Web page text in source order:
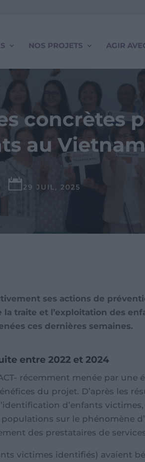
NOS PROJETS AGIR
concrètes
au Vietnam
 29 JUIL, 2025
ses actions de
traite et l’exploitation des
ces dernières semaines.
entre 2022 et 2024
récemment menée par
du projet. D’après les
d’enfants victimes,
sur le phénomène
des prestataires de
victimes identifiés) avaient